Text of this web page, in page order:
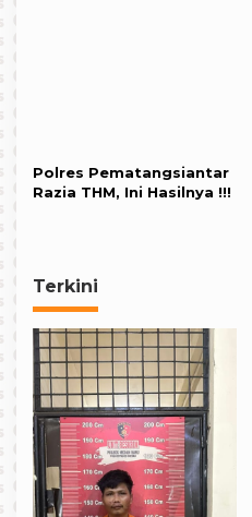
Polres Pematangsiantar
Razia THM, Ini Hasilnya !!!
Terkini